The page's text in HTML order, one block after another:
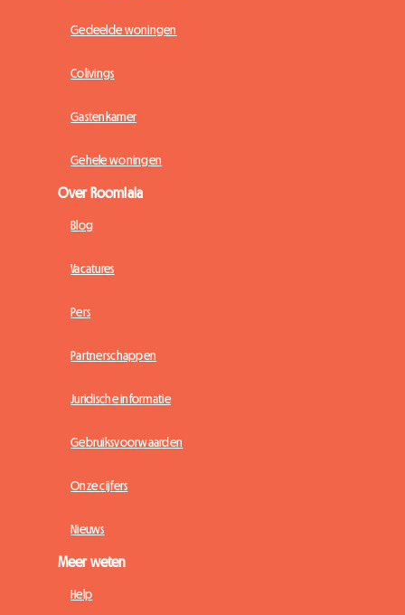
Gedeelde woningen
Colivings
Gastenkamer
Gehele woningen
Over Roomlala
Blog
Vacatures
Pers
Partnerschappen
Juridische informatie
Gebruiksvoorwaarden
Onze cijfers
Nieuws
Meer weten
Help